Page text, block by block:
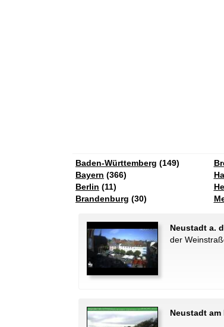
Baden-Württemberg (149)
Bayern (366)
Berlin (11)
Brandenburg (30)
Neustadt a.
der
Neustadt